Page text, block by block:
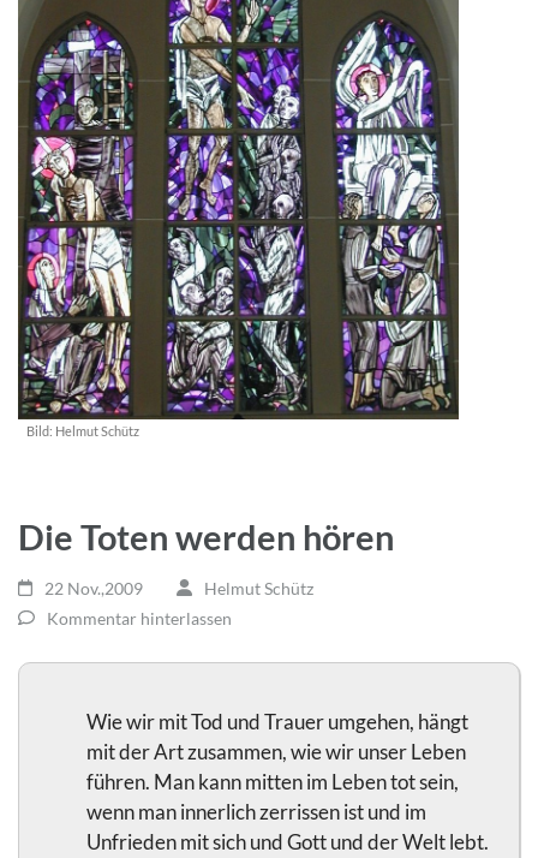
Bild: Helmut Schütz
Die Toten werden hören
22 Nov.,2009
Helmut Schütz
Kommentar hinterlassen
Wie wir mit Tod und Trauer umgehen, hängt
mit der Art zusammen, wie wir unser Leben
führen. Man kann mitten im Leben tot sein,
wenn man innerlich zerrissen ist und im
Unfrieden mit sich und Gott und der Welt lebt.